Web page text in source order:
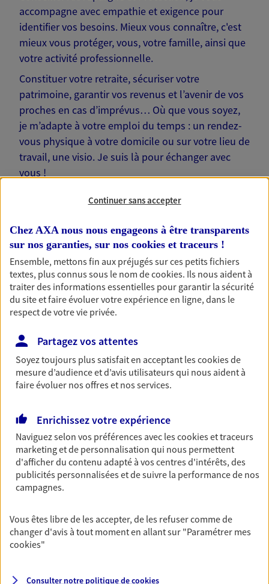
accompagne avec empathie et exigence pour
identifier vos besoins. Mieux vous connaître, c'est
mieux vous protéger, vous, votre famille, ainsi que
votre activité professionnelle.
Constituer votre retraite, sécuriser votre
patrimoine, garantir vos revenus et l’avenir de vos
proches en cas d’imprévus… Où que vous soyez,
je m’adapte à votre emploi du temps : un rendez-
vous physique à votre domicile ou sur votre lieu de
travail, une visio. Je suis là pour échanger avec
vous !
Nos offres phares
Épargne
Réalisez vos projets grâce à votre épargne : achat
immobilier, études des enfants ou voyage autour
du monde… Épargnez à votre rythme et
simplement, selon votre profil.
Découvrir les offres Épargne
Retraite
Préparez sereinement ce nouveau chapitre de
votre vie avec les conseils d'un expert. Découvrez
notre solution PER (Plan Epargne Retraite)
spécialement conçue pour la retraite.
Prévoyance
d'accident ou de maladie en optant pour les
Continuer sans accepter
Chez AXA nous nous engageons à être transparents
sur nos garanties, sur nos cookies et traceurs !
Ensemble, mettons fin aux préjugés sur ces petits fichiers
textes, plus connus sous le nom decookies. Ils nous aident à
traiter des informations essentielles pour garantir la sécurité
du site et faire évoluer votre expérience en ligne, dans le
respect de votre vie privée.
Partagez vos attentes
Soyez toujours plus satisfait en acceptant lescookiesde
mesure d’audience et d’avis utilisateurs qui nous aident à
faire évoluer nos offres et nos services.
Enrichissez votre expérience
Naviguez selon vos préférences avec lescookies et traceurs
marketing et de personnalisation qui nous permettent
d'afficher du contenu adapté à vos centres d'intérêts, des
publicités personnalisées et de suivre la performance de nos
campagnes.
Vous êtes libre de les accepter, de les refuser comme de
changer d'avis à tout moment en allant sur "Paramétrer mes
cookies"
Consulter notre politique decookies